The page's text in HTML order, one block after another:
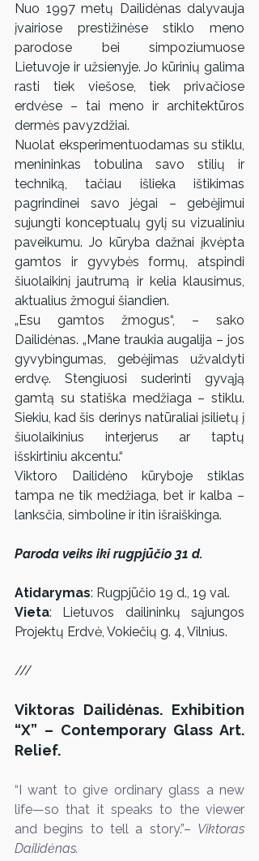
Nuo 1997 metų Dailidėnas dalyvauja
įvairiose prestižinėse stiklo meno
parodose bei simpoziumuose
Lietuvoje ir užsienyje. Jo kūrinių galima
rasti tiek viešose, tiek privačiose
erdvėse – tai meno ir architektūros
dermės pavyzdžiai.
Nuolat eksperimentuodamas su stiklu,
menininkas tobulina savo stilių ir
techniką, tačiau išlieka ištikimas
pagrindinei savo jėgai – gebėjimui
sujungti konceptualų gylį su vizualiniu
paveikumu. Jo kūryba dažnai įkvėpta
gamtos ir gyvybės formų, atspindi
šiuolaikinį jautrumą ir kelia klausimus,
aktualius žmogui šiandien.
„Esu gamtos žmogus“, – sako
Dailidėnas. „Mane traukia augalija – jos
gyvybingumas, gebėjimas užvaldyti
erdvę. Stengiuosi suderinti gyvąją
gamtą su statiška medžiaga – stiklu.
Siekiu, kad šis derinys natūraliai įsilietų į
šiuolaikinius interjerus ar taptų
išskirtiniu akcentu.“
Viktoro Dailidėno kūryboje stiklas
tampa ne tik medžiaga, bet ir kalba –
lanksčia, simboline ir itin išraiškinga.
Paroda veiks iki rugpjūčio 31 d.
Atidarymas: Rugpjūčio 19 d., 19 val.
Vieta: Lietuvos dailininkų sąjungos
Projektų Erdvė, Vokiečių g. 4, Vilnius.
///
Viktoras Dailidėnas. Exhibition
“X” – Contemporary Glass Art.
Relief.
“I want to give ordinary glass a new
life—so that it speaks to the viewer
and begins to tell a story.”– Viktoras
Dailidėnas.